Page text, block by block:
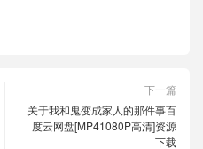
下一篇
关于我和鬼变成家人的那件事百
度云网盘[MP41080P高清]资源
下载